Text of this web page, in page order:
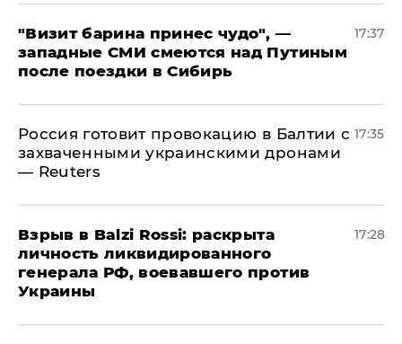
"Визит барина принес чудо", —
западные СМИ смеются над Путиным
после поездки в Сибирь
17:37
​Россия готовит провокацию в Балтии с
захваченными украинскими дронами
— Reuters
17:35
​Взрыв в Balzi Rossi: раскрыта
личность ликвидированного
генерала РФ, воевавшего против
Украины
17:28